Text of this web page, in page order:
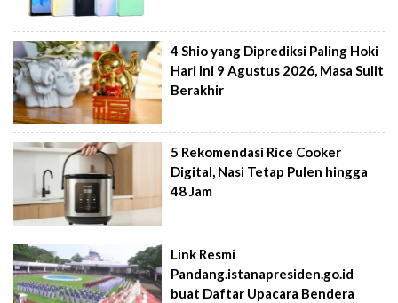
4 Shio yang Diprediksi Paling Hoki
Hari Ini 9 Agustus 2026, Masa Sulit
Berakhir
5 Rekomendasi Rice Cooker
Digital, Nasi Tetap Pulen hingga
48 Jam
Link Resmi
Pandang.istanapresiden.go.id
buat Daftar Upacara Bendera